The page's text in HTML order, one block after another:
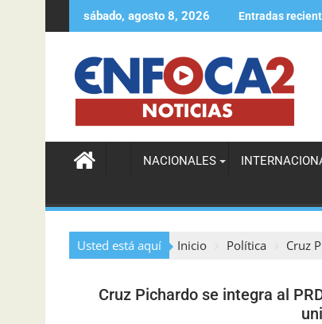
sábado, agosto 8, 2026 Entradas
Agente de la DIGESETT ayuda a localizar a
NACIONALES
Usted está aquí Inicio Política Cruz
Cruz Pichardo se integra al